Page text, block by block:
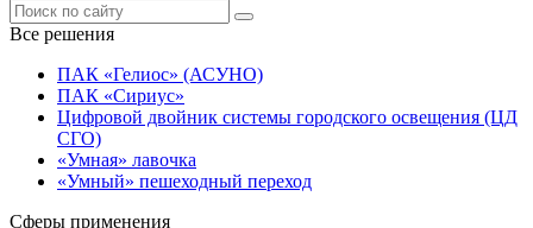
Все решения
ПАК «Гелиос» (АСУНО)
ПАК «Сириус»
Цифровой двойник системы городского освещения (ЦД
СГО)
«Умная» лавочка
«Умный» пешеходный переход
Сферы применения